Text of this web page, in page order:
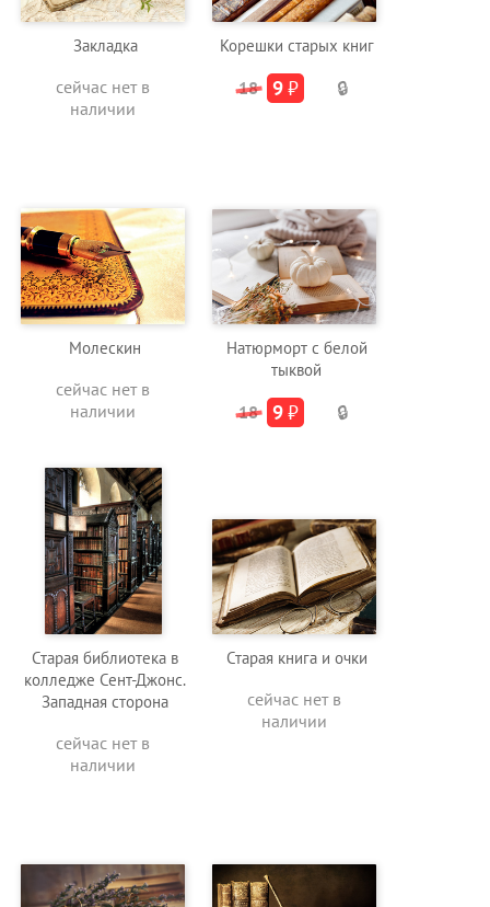
Закладка
сейчас нет в
наличии
Корешки старых книг
18 9₽ 🔒
Молескин
сейчас нет в
наличии
Натюрморт с белой
тыквой
18 9₽ 🔒
Старая библиотека в
колледже Сент-Джонс.
Западная сторона
сейчас нет в
наличии
Старая книга и очки
сейчас нет в
наличии